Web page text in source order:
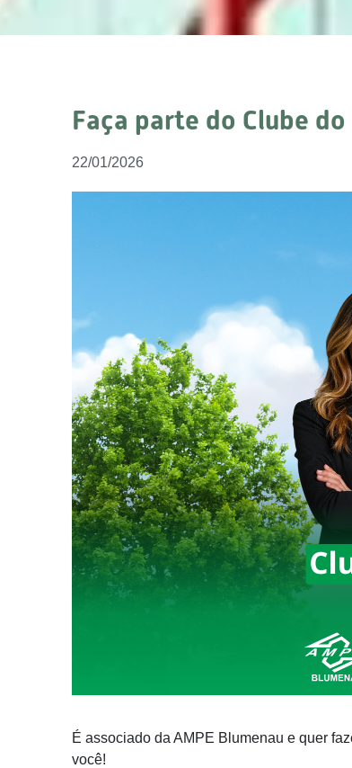
Faça parte do Clube
22/01/2026
É associado da AMPE Blumenau e quer
você!